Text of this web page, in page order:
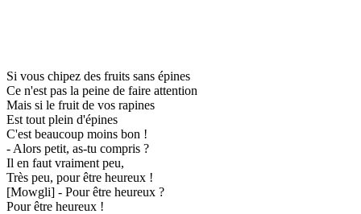
Si vous chipez des fruits sans épines
Ce n'est pas la peine de faire attention
Mais si le fruit de vos rapines
Est tout plein d'épines
C'est beaucoup moins bon !
- Alors petit, as-tu compris ?
Il en faut vraiment peu,
Très peu, pour être heureux !
[Mowgli] - Pour être heureux ?
Pour être heureux !